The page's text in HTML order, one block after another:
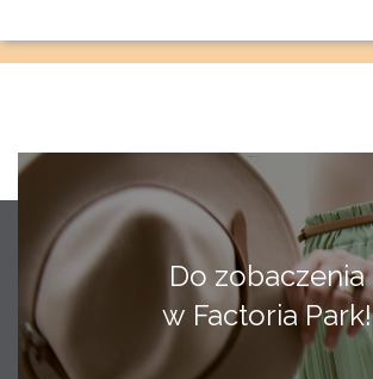
Do zobaczenia
w Factoria Park!